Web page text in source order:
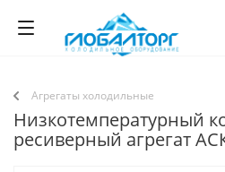
Агрегаты холодильные
Низкотемпературный
ресиверный агрегат